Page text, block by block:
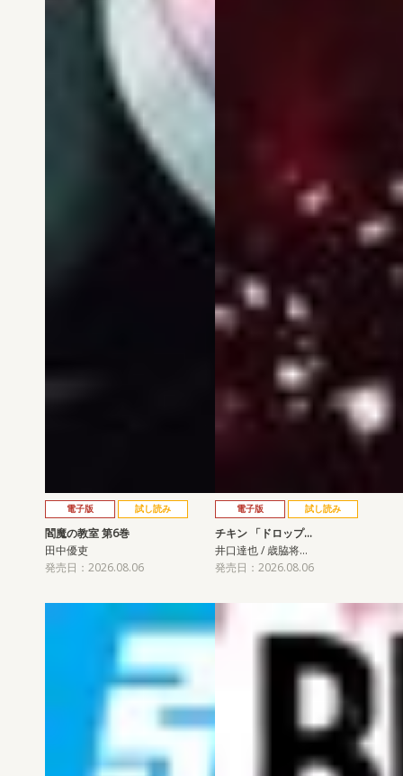
電子版 試し読み
閻魔の教室 第6巻
田中優吏
発売日：2026.08.06
電子版 試し読み
チキン 「ドロップ…
井口達也 / 歳脇将…
発売日：2026.08.06